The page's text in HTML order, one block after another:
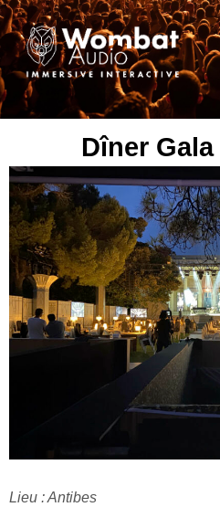
Dîner
Lieu : Antibes